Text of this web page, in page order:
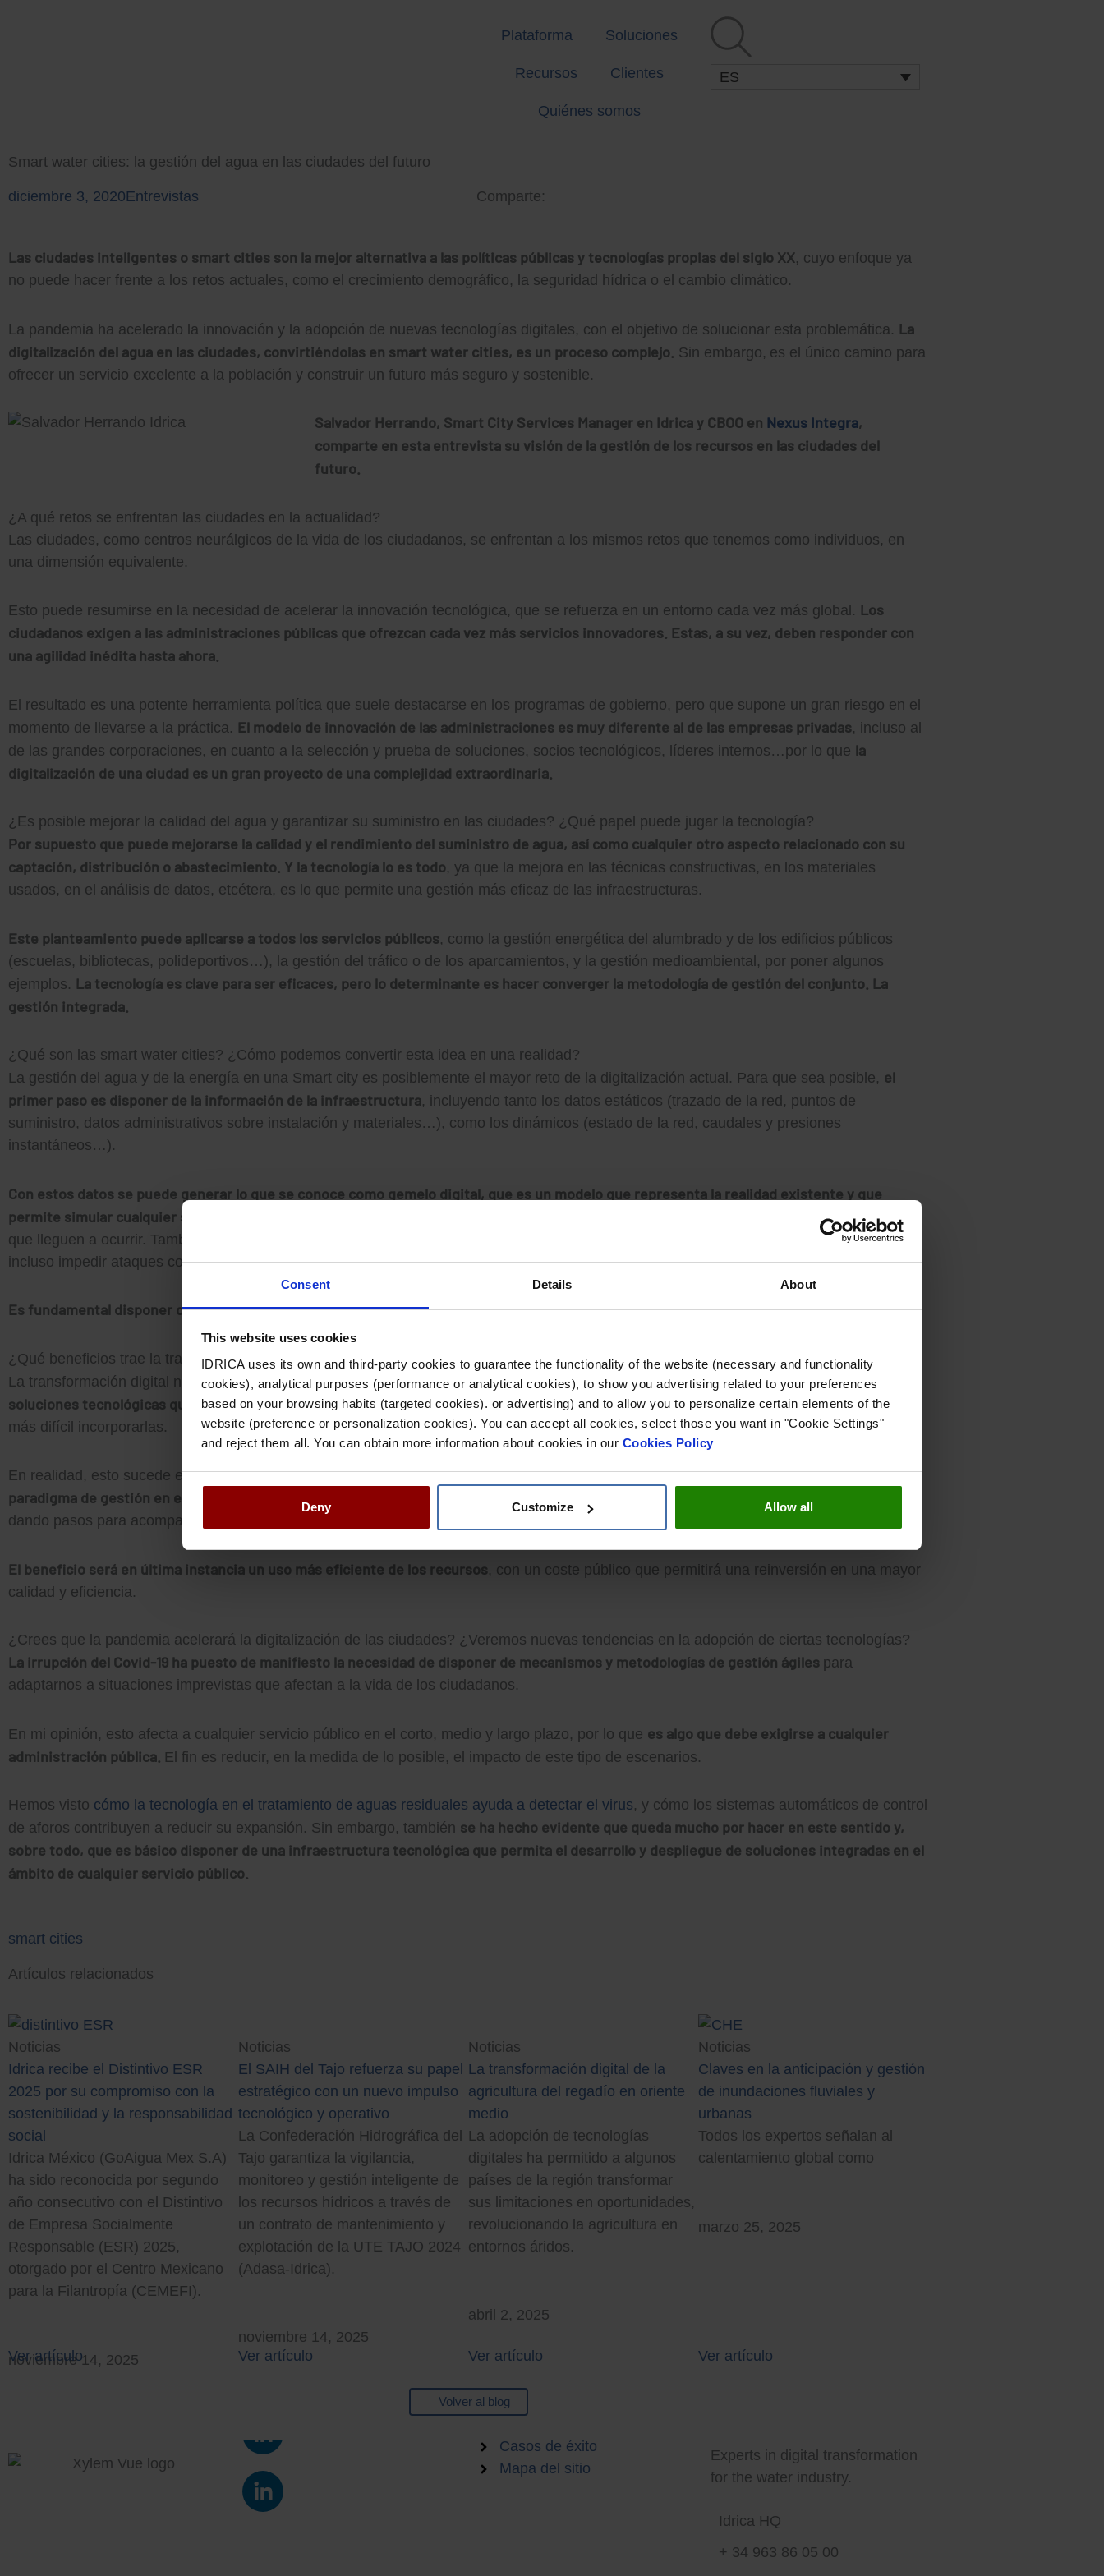
Consent Details About
This website uses cookies
IDRICA uses its own and third-party cookies to guarantee the functionality of the website (necessary and functionality
cookies), analytical purposes (performance or analytical cookies), to show you advertising related to your preferences
based on your browsing habits (targeted cookies). or advertising) and to allow you to personalize certain elements of the
website (preference or personalization cookies). You can accept all cookies, select those you want in "Cookie Settings"
and reject them all. You can obtain more information about cookies in our Cookies Policy
Deny Customize Allow all
Plataforma Soluciones
Recursos Clientes
Quiénes somos
ES
Smart water cities: la gestión del agua en las ciudades del futuro
diciembre 3, 2020Entrevistas Comparte:
Las ciudades inteligentes o smart cities son la mejor alternativa a las políticas públicas y tecnologías propias del siglo XX, cuyo enfoque ya
no puede hacer frente a los retos actuales, como el crecimiento demográfico, la seguridad hídrica o el cambio climático.
La pandemia ha acelerado la innovación y la adopción de nuevas tecnologías digitales, con el objetivo de solucionar esta problemática. La
digitalización del agua en las ciudades, convirtiéndolas en smart water cities, es un proceso complejo. Sin embargo, es el único camino para
ofrecer un servicio excelente a la población y construir un futuro más seguro y sostenible.
Salvador Herrando, Smart City Services Manager en Idrica y CBOO en Nexus Integra,
comparte en esta entrevista su visión de la gestión de los recursos en las ciudades del
futuro.
¿A qué retos se enfrentan las ciudades en la actualidad?
Las ciudades, como centros neurálgicos de la vida de los ciudadanos, se enfrentan a los mismos retos que tenemos como individuos, en
una dimensión equivalente.
Esto puede resumirse en la necesidad de acelerar la innovación tecnológica, que se refuerza en un entorno cada vez más global. Los
ciudadanos exigen a las administraciones públicas que ofrezcan cada vez más servicios innovadores. Estas, a su vez, deben responder con
una agilidad inédita hasta ahora.
El resultado es una potente herramienta política que suele destacarse en los programas de gobierno, pero que supone un gran riesgo en el
momento de llevarse a la práctica. El modelo de innovación de las administraciones es muy diferente al de las empresas privadas, incluso al
de las grandes corporaciones, en cuanto a la selección y prueba de soluciones, socios tecnológicos, líderes internos…por lo que la
digitalización de una ciudad es un gran proyecto de una complejidad extraordinaria.
¿Es posible mejorar la calidad del agua y garantizar su suministro en las ciudades? ¿Qué papel puede jugar la tecnología?
Por supuesto que puede mejorarse la calidad y el rendimiento del suministro de agua, así como cualquier otro aspecto relacionado con su
captación, distribución o abastecimiento. Y la tecnología lo es todo, ya que la mejora en las técnicas constructivas, en los materiales
usados, en el análisis de datos, etcétera, es lo que permite una gestión más eficaz de las infraestructuras.
Este planteamiento puede aplicarse a todos los servicios públicos, como la gestión energética del alumbrado y de los edificios públicos
(escuelas, bibliotecas, polideportivos…), la gestión del tráfico o de los aparcamientos, y la gestión medioambiental, por poner algunos
ejemplos. La tecnología es clave para ser eficaces, pero lo determinante es hacer converger la metodología de gestión del conjunto. La
gestión integrada.
¿Qué son las smart water cities? ¿Cómo podemos convertir esta idea en una realidad?
La gestión del agua y de la energía en una Smart city es posiblemente el mayor reto de la digitalización actual. Para que sea posible, el
primer paso es disponer de la información de la infraestructura, incluyendo tanto los datos estáticos (trazado de la red, puntos de
suministro, datos administrativos sobre instalación y materiales…), como los dinámicos (estado de la red, caudales y presiones
instantáneos…).
Con estos datos se puede generar lo que se conoce como gemelo digital, que es un modelo que representa la realidad existente y que
permite simular cualquier situación que pueda afectar a la red y al suministro
, anticipando los problemas y evitando, en muchas ocasiones,
que lleguen a ocurrir. También permite priorizar inversiones sobre la renovación de la red y su equipamiento, mejorar la calidad del agua e
incluso impedir ataques contra la población a través de este recurso básico.
Es fundamental disponer de esa base tecnológica para poder aplicar las soluciones tecnológicas apropiadas.
¿Qué beneficios trae la transformación digital aplicada a las ciudades, y más en concreto a su gestión del agua?
La transformación digital no es un fin en sí mismo. Los beneficios que aporta son claros, pero sobre todoes la base para implantar las
soluciones tecnológicas que no van a dejar de llegar.Si no se comienza a dar pasos hacia ella de una forma estructurada, cada vez será
más difícil incorporarlas.
En realidad, esto sucede en cualquier servicio público, así como en cualquier empresa privada o entidad.Hablamos de un cambio de
paradigma de gestión en el que hay que empezar por los cimientos
, conociendo bien los elementos que han de integrarse en la solución y
dando pasos para acompasar la implantación de esta digitalización en sus diferentes aspectos.
El beneficio será en última instancia un uso más eficiente de los recursos, con un coste público que permitirá una reinversión en una mayor
calidad y eficiencia.
¿Crees que la pandemia acelerará la digitalización de las ciudades? ¿Veremos nuevas tendencias en la adopción de ciertas tecnologías?
La irrupción del Covid-19 ha puesto de manifiesto la necesidad de disponer de mecanismos y metodologías de gestión ágiles para
adaptarnos a situaciones imprevistas que afectan a la vida de los ciudadanos.
En mi opinión, esto afecta a cualquier servicio público en el corto, medio y largo plazo, por lo que es algo que debe exigirse a cualquier
administración pública. El fin es reducir, en la medida de lo posible, el impacto de este tipo de escenarios.
Hemos visto cómo la tecnología en el tratamiento de aguas residuales ayuda a detectar el virus, y cómo los sistemas automáticos de control
de aforos contribuyen a reducir su expansión. Sin embargo, también se ha hecho evidente que queda mucho por hacer en este sentido y,
sobre todo, que es básico disponer de una infraestructura tecnológica que permita el desarrollo y despliegue de soluciones integradas en el
ámbito de cualquier servicio público.
smart cities
Artículos relacionados
Noticias
Idrica recibe el Distintivo ESR
2025 por su compromiso con la
sostenibilidad y la responsabilidad
social
Idrica México (GoAigua Mex S.A)
ha sido reconocida por segundo
año consecutivo con el Distintivo
de Empresa Socialmente
Responsable (ESR) 2025,
otorgado por el Centro Mexicano
para la Filantropía (CEMEFI).
Ver artículo
noviembre 14, 2025
Noticias
El SAIH del Tajo refuerza su papel
estratégico con un nuevo impulso
tecnológico y operativo
La Confederación Hidrográfica del
Tajo garantiza la vigilancia,
monitoreo y gestión inteligente de
los recursos hídricos a través de
un contrato de mantenimiento y
explotación de la UTE TAJO 2024
(Adasa-Idrica).
Ver artículo
noviembre 14, 2025
Noticias
La transformación digital de la
agricultura del regadío en oriente
medio
La adopción de tecnologías
digitales ha permitido a algunos
países de la región transformar
sus limitaciones en oportunidades,
revolucionando la agricultura en
entornos áridos.
Ver artículo
abril 2, 2025
Noticias
Claves en la anticipación y gestión
de inundaciones fluviales y
urbanas
Todos los expertos señalan al
calentamiento global como
Ver artículo
marzo 25, 2025
Volver al blog
i
k
e
L
i
Casos de éxito
Mapa del sitio
Experts in digital transformation
for the water industry.
Idrica HQ
+ 34 963 86 05 00